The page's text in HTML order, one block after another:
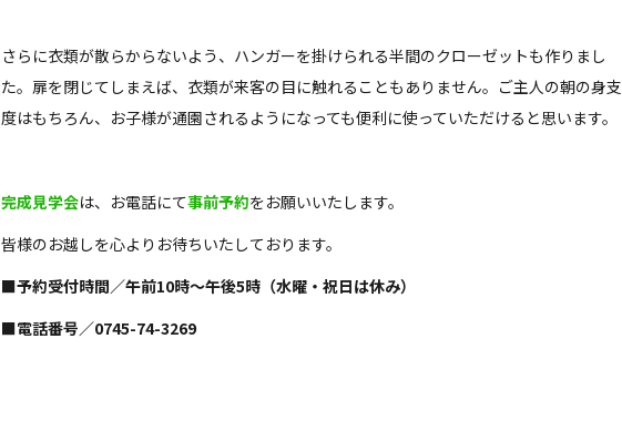
さらに衣類が散らからないよう、ハンガーを掛けられる半間のクローゼットも作りまし
た。扉を閉じてしまえば、衣類が来客の目に触れることもありません。ご主人の朝の身支
度はもちろん、お子様が通園されるようになっても便利に使っていただけると思います。
完成見学会は、お電話にて事前予約をお願いいたします。
皆様のお越しを心よりお待ちいたしております。
■予約受付時間／午前10時～午後5時（水曜・祝日は休み）
■電話番号／0745-74-3269